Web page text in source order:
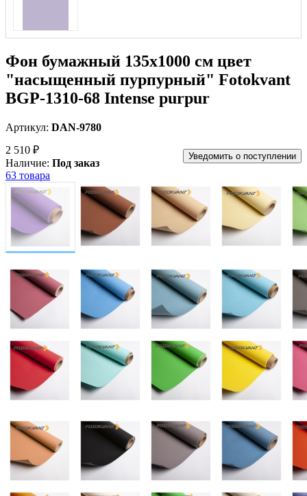
Фон бумажный 135х1000 см цвет
"насыщенный пурпурный" Fotokvant
BGP-1310-68 Intense purpur
Артикул: DAN-9780
2 510 ₽
Наличие: Под заказ
Уведомить о поступлении
63 товара